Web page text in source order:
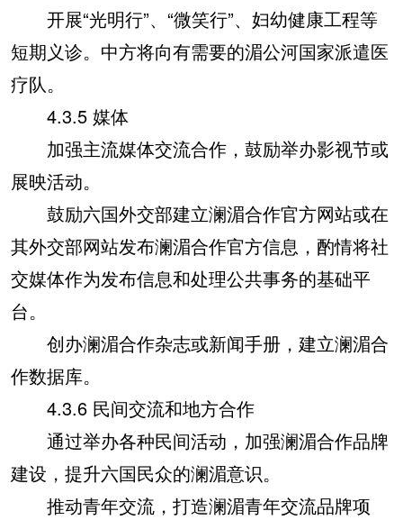
开展“光明行”、“微笑行”、妇幼健康工程等
短期义诊。中方将向有需要的湄公河国家派遣医
疗队。
4.3.5 媒体
加强主流媒体交流合作，鼓励举办影视节或
展映活动。
鼓励六国外交部建立澜湄合作官方网站或在
其外交部网站发布澜湄合作官方信息，酌情将社
交媒体作为发布信息和处理公共事务的基础平
台。
创办澜湄合作杂志或新闻手册，建立澜湄合
作数据库。
4.3.6 民间交流和地方合作
通过举办各种民间活动，加强澜湄合作品牌
建设，提升六国民众的澜湄意识。
推动青年交流，打造澜湄青年交流品牌项